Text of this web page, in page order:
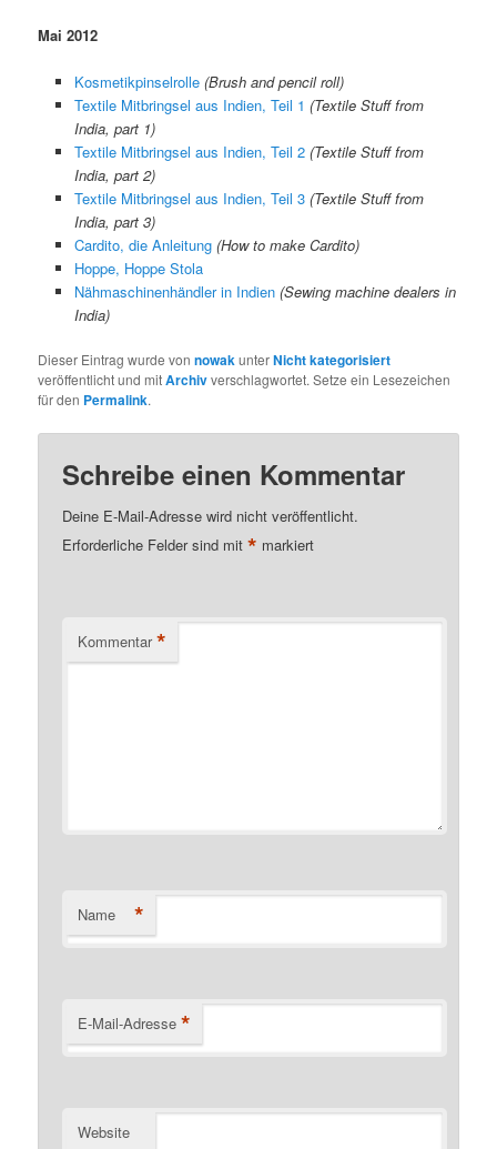
Mai 2012
Kosmetikpinselrolle (Brush and pencil roll)
Textile Mitbringsel aus Indien, Teil 1 (Textile Stuff from
India, part 1)
Textile Mitbringsel aus Indien, Teil 2 (Textile Stuff from
India, part 2)
Textile Mitbringsel aus Indien, Teil 3 (Textile Stuff from
India, part 3)
Cardito, die Anleitung (How to make Cardito)
Hoppe, Hoppe Stola
Nähmaschinenhändler in Indien (Sewing machine dealers in
India)
Dieser Eintrag wurde vonnowakunterNicht kategorisiert
veröffentlicht und mitArchivverschlagwortet. Setze ein Lesezeichen
für den Permalink.
Schreibe einen Kommentar
Deine E-Mail-Adresse wird nicht veröffentlicht.
Erforderliche Felder sind mit* markiert
Kommentar *
Name *
E-Mail-Adresse *
Website